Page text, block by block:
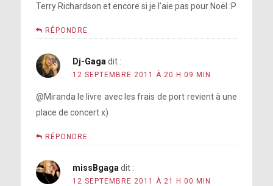
Terry Richardson et encore si je l’aie pas pour Noël :P
RÉPONDRE
Dj-Gaga dit :
12 SEPTEMBRE 2011 À 20 H 09 MIN
@Miranda le livre avec les frais de port revient à une
place de concert x)
RÉPONDRE
missBgaga dit :
12 SEPTEMBRE 2011 À 21 H 00 MIN